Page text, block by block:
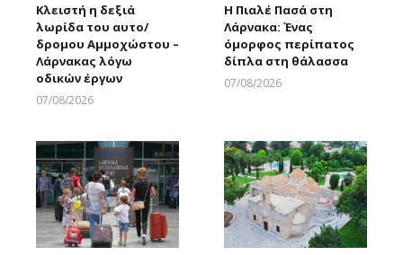
Κλειστή η δεξιά
λωρίδα του αυτο/
δρομου Αμμοχώστου –
Λάρνακας λόγω
οδικών έργων
07/08/2026
Η Πιαλέ Πασά στη
Λάρνακα: Ένας
όμορφος περίπατος
δίπλα στη θάλασσα
07/08/2026